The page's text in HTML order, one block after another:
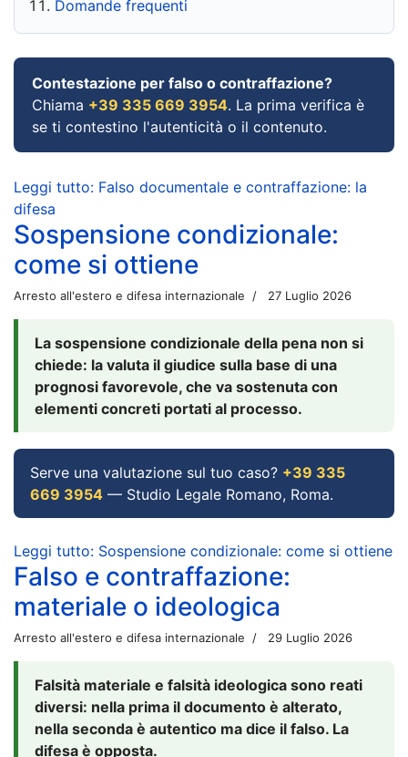
Domande frequenti
Contestazione per falso o contraffazione?
Chiama +39 335 669 3954. La prima verifica è
se ti contestino l'autenticità o il contenuto.
Leggi tutto: Falso documentale e contraffazione: la
difesa
Sospensione condizionale:
come si ottiene
Arresto all'estero e difesa internazionale 27 Luglio 2026
La sospensione condizionale della pena non si
chiede: la valuta il giudice sulla base di una
prognosi favorevole, che va sostenuta con
elementi concreti portati al processo.
Serve una valutazione sul tuo caso? +39 335
669 3954 — Studio Legale Romano, Roma.
Leggi tutto: Sospensione condizionale: come si ottiene
Falso e contraffazione:
materiale o ideologica
Arresto all'estero e difesa internazionale 29 Luglio 2026
Falsità materiale e falsità ideologica sono reati
diversi: nella prima il documento è alterato,
nella seconda è autentico ma dice il falso. La
difesa è opposta.